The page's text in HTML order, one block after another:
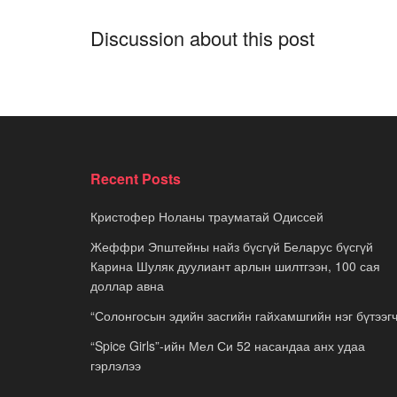
Discussion about this post
Recent Posts
Кристофер Ноланы трауматай Одиссей
Жеффри Эпштейны найз бүсгүй Беларус бүсгүй
Карина Шуляк дуулиант арлын шилтгээн, 100 сая
доллар авна
“Солонгосын эдийн засгийн гайхамшгийн нэг
“Spice Girls”-ийн Мел Си 52 насандаа анх удаа
гэрлэлээ